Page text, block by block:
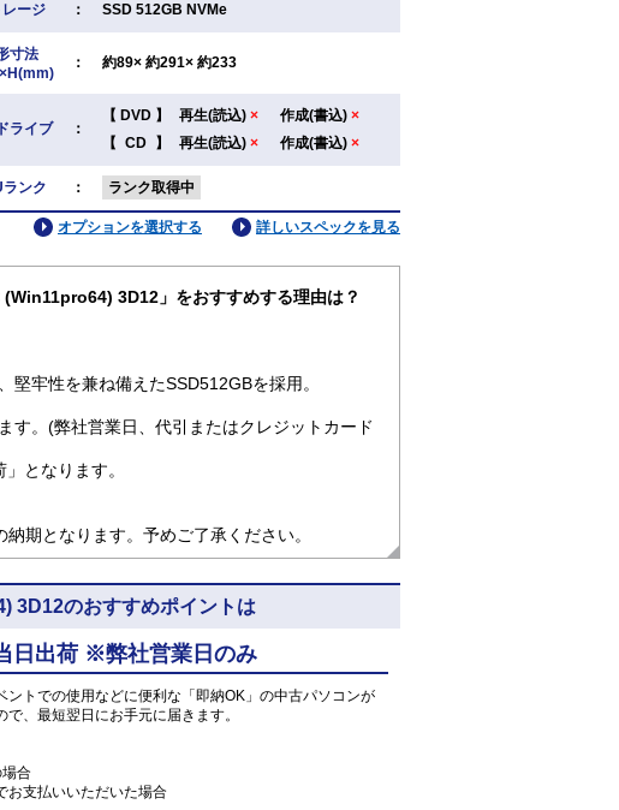
レージ ： SSD 512GB NVMe
寸法
： 約89× 約291× 約233
ライブ ：
【 DVD 】 再生(読込) × 作成(書込) ×
【 CD 】 再生(読込) × 作成(書込) ×
ンク ： ランク取得中
詳しいスペックを見る
オプションを選択する
3D12」をおすすめする理由は？
牢性を兼ね備えたSSD512GBを採用。
す。(弊社営業日、代引またはクレジットカード
となります。
期となります。予めご了承ください。
3D12のおすすめポイントは
日出荷 ※弊社営業日のみ
トでの使用などに便利な「即納OK」の中古パソコンが
、最短翌日にお手元に届きます。
場合
お支払いいただいた場合